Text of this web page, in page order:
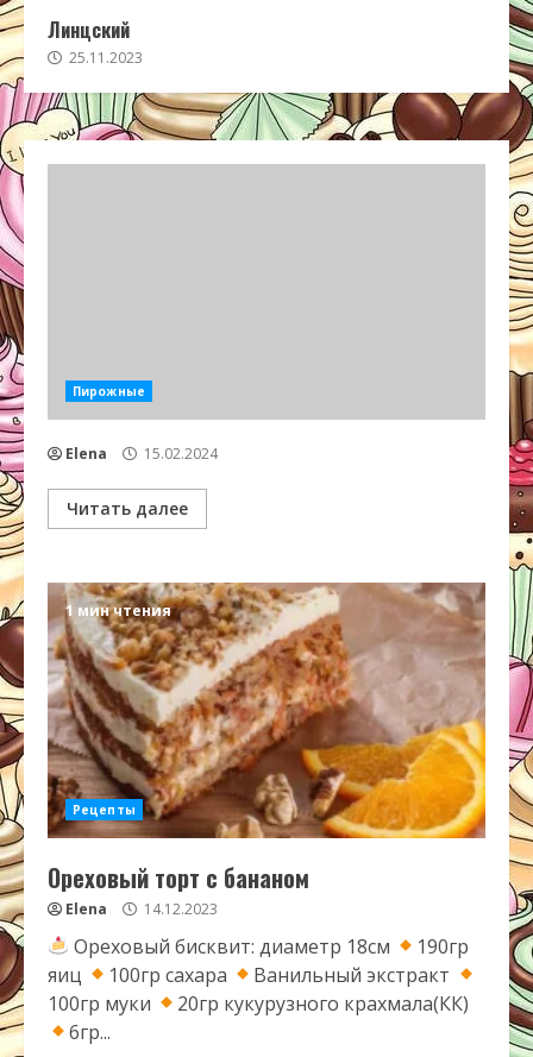
Линцский
25.11.2023
Пирожные
Elena 15.02.2024
Читать далее
1 мин чтения
Рецепты
Ореховый торт с бананом
Elena 14.12.2023
Ореховый бисквит: диаметр 18см
190гр
яиц
100гр сахара
Ванильный экстракт
100гр муки
20гр кукурузного крахмала(КК)
6гр...